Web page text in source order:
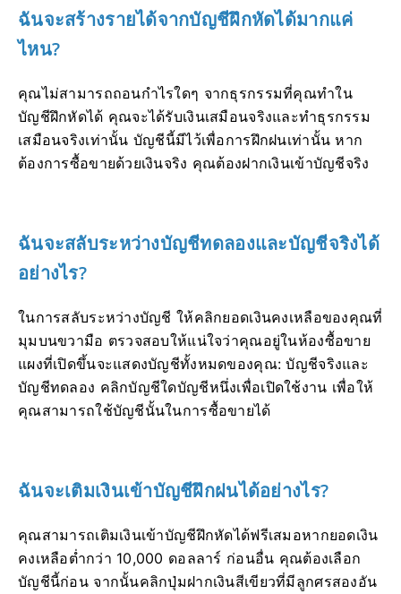
ฉันจะสร้างรายได้จากบัญชีฝึกหัดได้มากแค่
ไหน?
คุณไม่สามารถถอนกำไรใดๆ จากธุรกรรมที่คุณทำใน
บัญชีฝึกหัดได้ คุณจะได้รับเงินเสมือนจริงและทำธุรกรรม
เสมือนจริงเท่านั้น บัญชีนี้มีไว้เพื่อการฝึกฝนเท่านั้น หาก
ต้องการซื้อขายด้วยเงินจริง คุณต้องฝากเงินเข้าบัญชีจริง
ฉันจะสลับระหว่างบัญชีทดลองและบัญชีจริงได้
อย่างไร?
ในการสลับระหว่างบัญชี ให้คลิกยอดเงินคงเหลือของคุณที่
มุมบนขวามือ ตรวจสอบให้แน่ใจว่าคุณอยู่ในห้องซื้อขาย
แผงที่เปิดขึ้นจะแสดงบัญชีทั้งหมดของคุณ: บัญชีจริงและ
บัญชีทดลอง คลิกบัญชีใดบัญชีหนึ่งเพื่อเปิดใช้งาน เพื่อให้
คุณสามารถใช้บัญชีนั้นในการซื้อขายได้
ฉันจะเติมเงินเข้าบัญชีฝึกฝนได้อย่างไร?
คุณสามารถเติมเงินเข้าบัญชีฝึกหัดได้ฟรีเสมอหากยอดเงิน
คงเหลือต่ำกว่า 10,000 ดอลลาร์ ก่อนอื่น คุณต้องเลือก
บัญชีนี้ก่อน จากนั้นคลิกปุ่มฝากเงินสีเขียวที่มีลูกศรสองอัน